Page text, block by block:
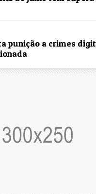
punição a crimes